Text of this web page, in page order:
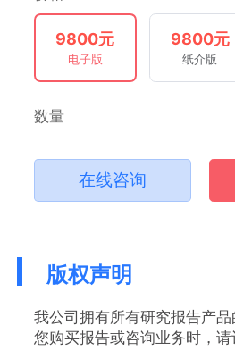
9800元
电子版
9800元
纸介版
数量
在线咨询
版权声明
我公司拥有所有研究报告产
您购买报告或咨询业务时，请